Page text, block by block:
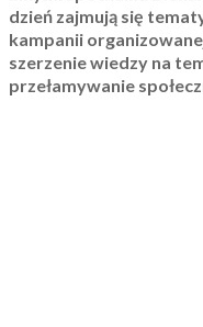
dzień zajmują się
kampanii
szerzenie wiedzy na
przełamywanie